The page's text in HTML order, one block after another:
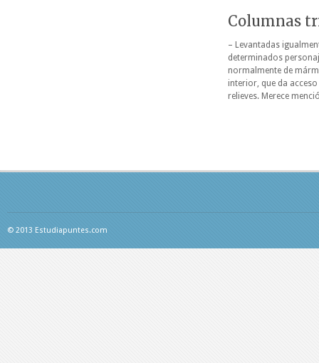
Columnas
– Levantadas
determinados
normalmente de
interior, que da
relieves. Merece
© 2013 Estudiapuntes.com